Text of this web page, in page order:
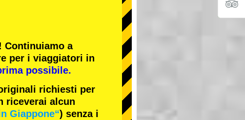
Continuiamo a
per i viaggiatori in
possibile.
richiesti per
riceverai alcun
Giappone“) senza i